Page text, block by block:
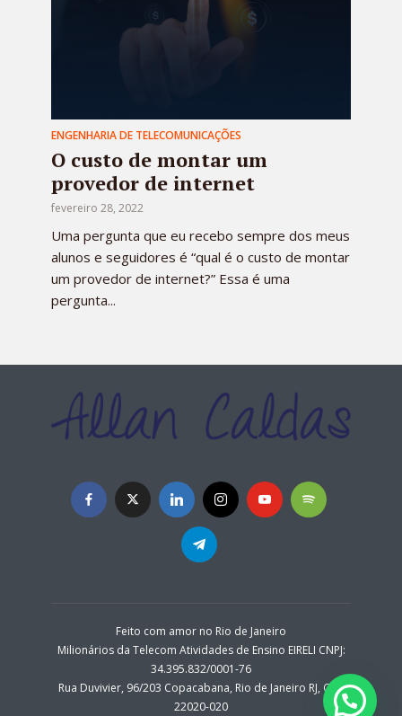
ENGENHARIA DE TELECOMUNICAÇÕES
O custo de montar um
provedor de internet
fevereiro 28, 2022
Uma pergunta que eu recebo sempre dos meus
alunos e seguidores é “qual é o custo de montar
um provedor de internet?” Essa é uma
pergunta...
Feito com amor no Rio de Janeiro
Milionários da Telecom Atividades de Ensino EIRELI CNPJ:
34.395.832/0001-76
Rua Duvivier, 96/203 Copacabana, Rio de Janeiro RJ, CEP:
22020-020